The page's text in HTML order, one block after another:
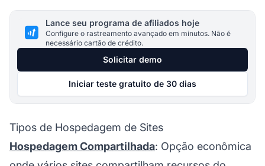
Lance seu programa de afiliados hoje
Configure o rastreamento avançado em minutos. Não é
necessário cartão de crédito.
Solicitar demo
Iniciar teste gratuito de 30 dias
Tipos de Hospedagem de Sites
Hospedagem Compartilhada: Opção econômica